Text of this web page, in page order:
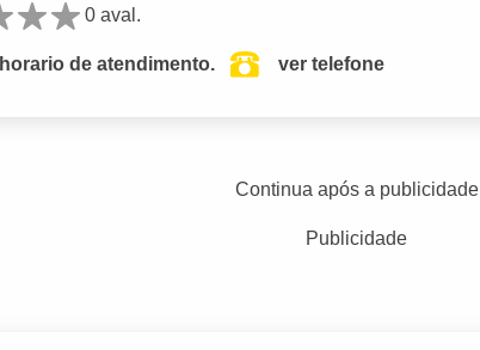
0 aval.
de atendimento. ver telefone
Continua após a publicidade
Publicidade